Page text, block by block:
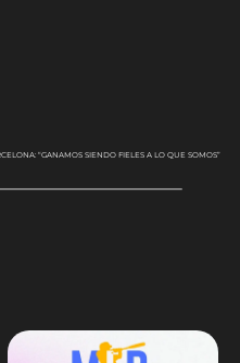
“GANAMOS SIENDO FIELES A LO QUE SOMOS”